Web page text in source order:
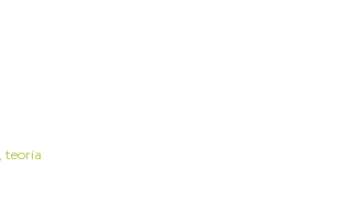
teoría